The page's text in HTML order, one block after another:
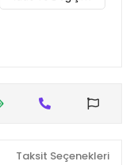
Taksit Seçenekleri